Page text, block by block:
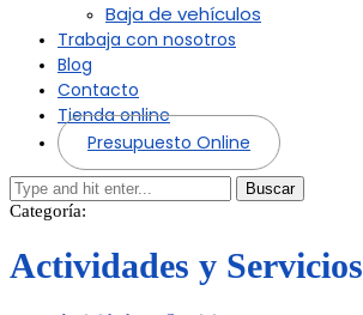
Baja de vehículos
Trabaja con nosotros
Blog
Contacto
Tienda online
Presupuesto Online
Buscar
Categoría:
Actividades y Servicios